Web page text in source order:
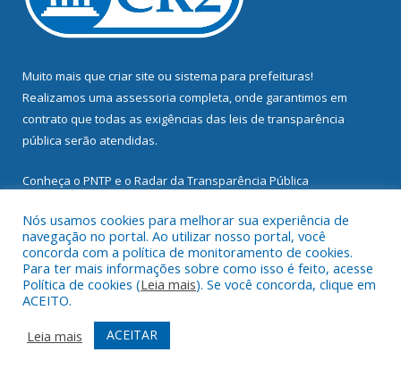
Muito mais que criar site ou sistema para prefeituras!
Realizamos uma assessoria completa, onde garantimos em
contrato que todas as exigências das leis de transparência
pública serão atendidas.
Conheça o PNTP e o Radar da Transparência Pública
Todos os direitos reservados a Prefeitura Municipal de
Mocajuba.
Mapa do Site
Acessar Área Administrativa
Acessar Webmail
Nós usamos cookies para melhorar sua experiência de
navegação no portal. Ao utilizar nosso portal, você
concorda com a política de monitoramento de cookies.
Para ter mais informações sobre como isso é feito, acesse
Política de cookies (Leia mais). Se você concorda, clique em
ACEITO.
Leia mais
ACEITAR